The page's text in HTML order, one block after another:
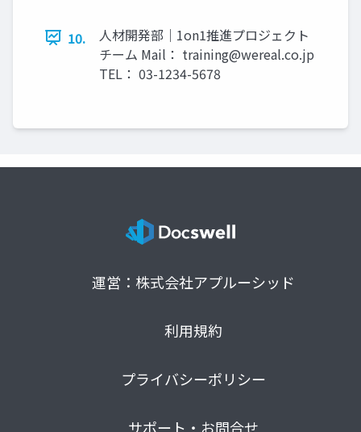
10.
人材開発部｜1on1推進プロジェクト
チーム Mail： training@wereal.co.jp
TEL： 03-1234-5678
運営：株式会社アプルーシッド
利用規約
プライバシーポリシー
サポート・お問合せ